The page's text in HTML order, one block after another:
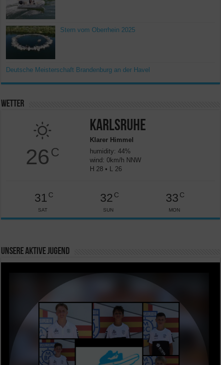
Stern vom Oberrhein 2025
Deutsche Meisterschaft Brandenburg an der Havel
Wetter
26 C
Karlsruhe
Klarer Himmel
humidity: 44%
wind: 0km/h NNW
H 28 • L 26
31 C
SAT
32 C
SUN
33 C
MON
Unsere aktive Jugend